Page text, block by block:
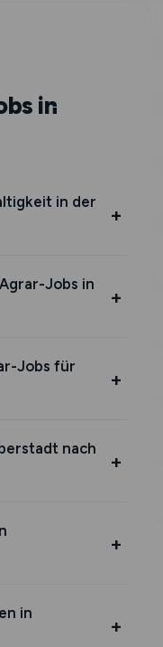
in
in der
Jobs in
Jobs für
nach
in